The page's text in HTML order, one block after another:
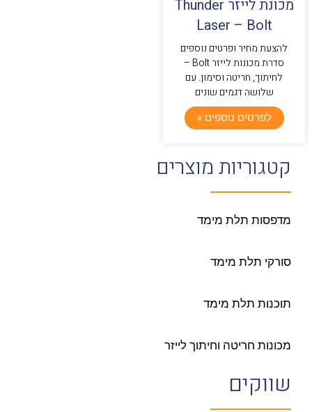
קטגוריות מוצרים
מדפסות תלת מימד
סורקי תלת מימד
תוכנות תלת מימד
מכונות חריטה וחיתוך לייזר
שווקים
מכונת לייזר Thunder
Laser – Bolt
להצעת מחיר ופרטים נוספים
סדרת מכונות לייזר Bolt –
לחיתוך, חריטה וסימון. עם
שלושה דגמים שונים
לפרטים נוספים »